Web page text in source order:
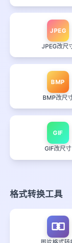
JPEG
JPEG改尺
BMP
BMP改尺
GIF
GIF改尺寸
格式转换工具